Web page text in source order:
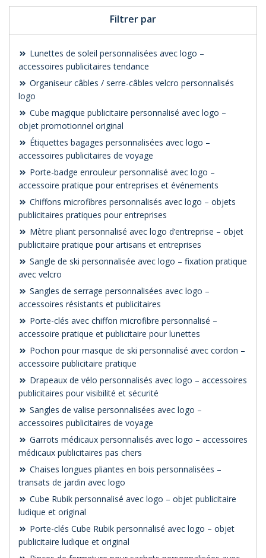
Filtrer par
Lunettes de soleil personnalisées avec logo –
accessoires publicitaires tendance
Organiseur câbles / serre-câbles velcro personnalisés
logo
Cube magique publicitaire personnalisé avec logo –
objet promotionnel original
Étiquettes bagages personnalisées avec logo –
accessoires publicitaires de voyage
Porte-badge enrouleur personnalisé avec logo –
accessoire pratique pour entreprises et événements
Chiffons microfibres personnalisés avec logo – objets
publicitaires pratiques pour entreprises
Mètre pliant personnalisé avec logo d’entreprise – objet
publicitaire pratique pour artisans et entreprises
Sangle de ski personnalisée avec logo – fixation pratique
avec velcro
Sangles de serrage personnalisées avec logo –
accessoires résistants et publicitaires
Porte-clés avec chiffon microfibre personnalisé –
accessoire pratique et publicitaire pour lunettes
Pochon pour masque de ski personnalisé avec cordon –
accessoire publicitaire pratique
Drapeaux de vélo personnalisés avec logo – accessoires
publicitaires pour visibilité et sécurité
Sangles de valise personnalisées avec logo –
accessoires publicitaires de voyage
Garrots médicaux personnalisés avec logo – accessoires
médicaux publicitaires pas chers
Chaises longues pliantes en bois personnalisées –
transats de jardin avec logo
Cube Rubik personnalisé avec logo – objet publicitaire
ludique et original
Porte-clés Cube Rubik personnalisé avec logo – objet
publicitaire ludique et original